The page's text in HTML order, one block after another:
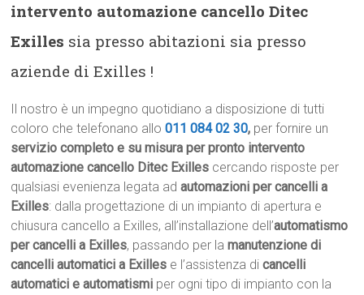
intervento automazione cancello Ditec
Exilles sia presso abitazioni sia presso
aziende di Exilles !
Il nostro è un impegno quotidiano a disposizione di tutti
coloro che telefonano allo011 084 02 30, per fornire un
servizio completo e su misura per pronto intervento
automazione cancello Ditec Exilles cercando risposte per
qualsiasi evenienza legata adautomazioni per cancelli a
Exilles: dalla progettazione di un impianto di apertura e
chiusura cancello a Exilles, all’installazione dell’automatismo
per cancelli a Exilles, passando per lamanutenzione di
cancelli automatici a Exilles e l’assistenza dicancelli
automatici e automatismi per ogni tipo di impianto con la